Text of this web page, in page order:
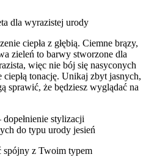
dla wyrazistej urody
ciepła z głębią. Ciemne brązy,
zieleń to barwy stworzone dla
więc nie bój się nasyconych
tonację. Unikaj zbyt jasnych,
sprawić, że będziesz wyglądać na
stylizacji
do typu urody jesień
z Twoim typem